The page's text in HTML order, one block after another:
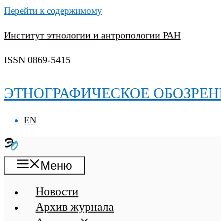
Перейти к содержимому
Институт этнологии и антропологии РАН
ISSN 0869-5415
ЭТНОГРАФИЧЕСКОЕ
EN
Меню
Новости
Архив журнала